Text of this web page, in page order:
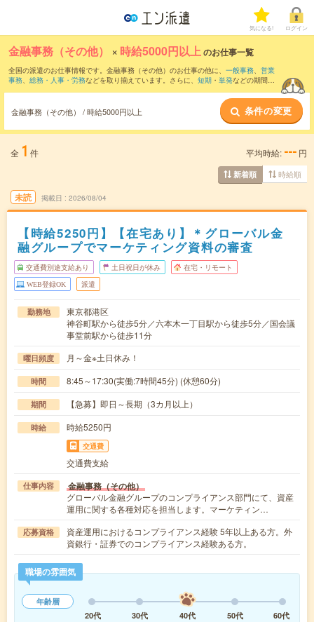
気になる! ログイン
金融事務（その他） × 時給5000円以上のお仕事一覧
全国の派遣のお仕事情報です。金融事務（その他）のお仕事の他に、 一般事務、 営業
事務、 総務・人事・労務などを取り揃えています。さらに、 短期 ・ 単発などの期間
金融事務（その他） / 時給5000円以上 条件の変更
全 1 件 平均時給: --- 円
新着順 時給順
未読 掲載日 2026/08/04
【時給5250円】【在宅あり】＊グローバル金
融グループでマーケティング資料の審査
交通費別途支給あり 土日祝日が休み 在宅・リモート
WEB登録OK 派遣
勤務地
東京都港区
神谷町駅から徒歩5分／六本木一丁目駅から徒歩5分／国会議
事堂前駅から徒歩11分
曜日頻度 月～金※土日休み！
時間 8:45～17:30(実働:7時間45分) (休憩60分)
期間 【急募】即日～長期（3カ月以上）
時給 時給5250円
交通費
交通費支給
仕事内容 金融事務（その他）
グローバル金融グループのコンプライアンス部門にて、資産
運用に関する各種対応を担当します。マーケティン…
応募資格
資産運用におけるコンプライアンス経験 5年以上ある方。外
資銀行・証券でのコンプライアンス経験ある方。
職場の雰囲気
年齢層
20代
30代 40代 50代 60代